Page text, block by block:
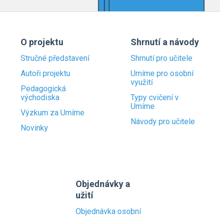
O projektu
Stručné představení
Autoři projektu
Pedagogická
východiska
Výzkum za Umíme
Novinky
Shrnutí a návody
Shrnutí pro učitele
Umíme pro osobní
využití
Typy cvičení v
Umíme
Návody pro učitele
Objednávky a
užití
Objednávka osobní